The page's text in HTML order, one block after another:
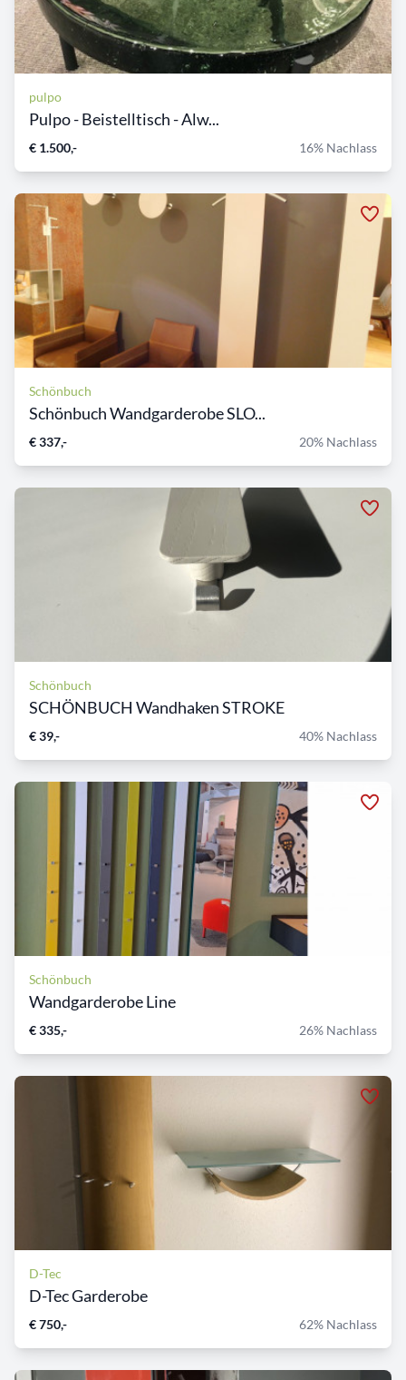
pulpo
Pulpo - Beistelltisch - Alw...
€ 1.500,- 16% Nachlass
Schönbuch
Schönbuch Wandgarderobe SLO...
€ 337,- 20% Nachlass
Schönbuch
SCHÖNBUCH Wandhaken STROKE
€ 39,- 40% Nachlass
Schönbuch
Wandgarderobe Line
€ 335,- 26% Nachlass
D-Tec
D-Tec Garderobe
€ 750,- 62% Nachlass